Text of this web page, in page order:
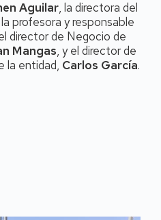
Aguilar, la directora del
la profesora y responsable
director de Negocio de
Mangas, y el director de
la entidad, Carlos García.